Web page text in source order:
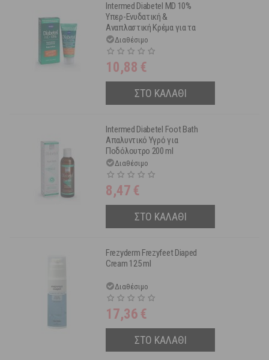
Intermed Diabetel MD 10%
Υπερ-Ενυδατική &
Αναπλαστική Κρέμα για τα
Πόδια 75 ml
Διαθέσιμο
10,88 €
ΣΤΟ ΚΑΛΑΘΙ
Intermed Diabetel Foot Bath
Απαλυντικό Υγρό για
Ποδόλουτρο 200 ml
Διαθέσιμο
8,47 €
ΣΤΟ ΚΑΛΑΘΙ
Frezyderm Frezyfeet Diaped
Cream 125 ml
Διαθέσιμο
17,36 €
ΣΤΟ ΚΑΛΑΘΙ